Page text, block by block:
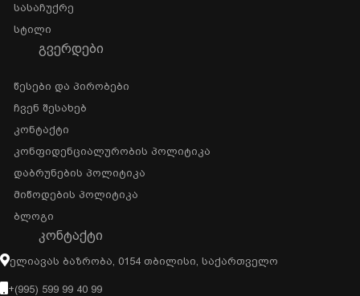
Სასაჩუქრე
Სტილი
ᲒᲕᲔᲠᲓᲔᲑᲘ
Წესები Და Პირობები
Ჩვენ Შესახებ
Კონტაქტი
Კონფიდენციალურობის Პოლიტიკა
Დაბრუნების Პოლიტიკა
Მიწოდების Პოლიტიკა
Ბლოგი
ᲙᲝᲜᲢᲐᲥᲢᲘ
Ელიავას Ბაზრობა, 0154 Თბილისი, Საქართველო
+(995) 599 99 40 99